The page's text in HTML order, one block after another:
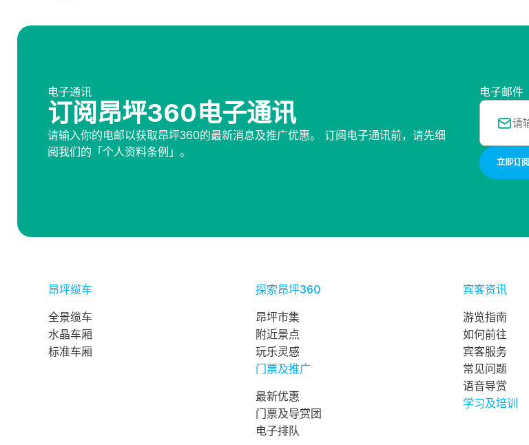
电子通讯
订阅昂坪360电子通讯
请输入你的电邮以获取昂坪360的最新消息及推广优惠。 订阅电子通讯前，请先细
阅我们的「个人资料条例」。
电子邮件
立即订阅
昂坪缆车
全景缆车
水晶车厢
标准车厢
探索昂坪360
昂坪市集
附近景点
玩乐灵感
门票及推广
最新优惠
门票及导赏团
电子排队
宾客资讯
游览指南
如何前往
宾客服务
常见问题
语音导赏
学习及培训